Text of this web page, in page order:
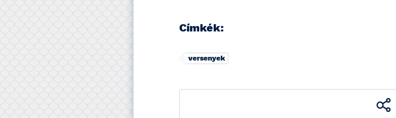
Címkék:
versenyek